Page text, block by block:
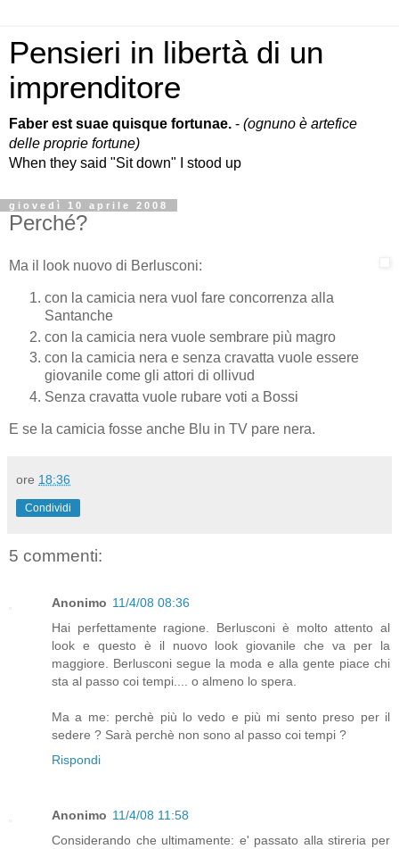
Pensieri in libertà di un
imprenditore
Faber est suae quisque fortunae. - (ognuno è artefice
delle proprie fortune)
When they said "Sit down" I stood up
giovedì 10 aprile 2008
Perché?
Ma il look nuovo di Berlusconi:
con la camicia nera vuol fare concorrenza alla
Santanche
con la camicia nera vuole sembrare più magro
con la camicia nera e senza cravatta vuole essere
giovanile come gli attori di ollivud
Senza cravatta vuole rubare voti a Bossi
E se la camicia fosse anche Blu in TV pare nera.
ore 18:36
Condividi
5 commenti:
Anonimo 11/4/08 08:36
Hai perfettamente ragione. Berlusconi è molto attento al
look e questo è il nuovo look giovanile che va per la
maggiore. Berlusconi segue la moda e alla gente piace chi
sta al passo coi tempi.... o almeno lo spera.
Ma a me: perchè più lo vedo e più mi sento preso per il
sedere ? Sarà perchè non sono al passo coi tempi ?
Rispondi
Anonimo 11/4/08 11:58
Considerando che ultimamente: e' passato alla stireria per